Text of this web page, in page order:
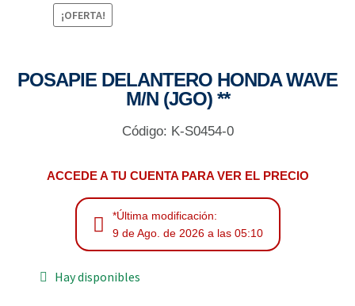
¡OFERTA!
POSAPIE DELANTERO HONDA WAVE
M/N (JGO) **
Código: K-S0454-0
ACCEDE A TU CUENTA PARA VER EL PRECIO
*Última modificación:
9 de Ago. de 2026 a las 05:10
Hay disponibles